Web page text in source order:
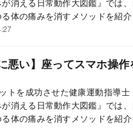
消える日常動作大図鑑』では
体の痛みを消すメソッドを紹
ければ、いま痛い部分の痛み
悪い】座ってスマホ操
トを成功させた健康運動指導
消える日常動作大図鑑』では
体の痛みを消すメソッドを紹